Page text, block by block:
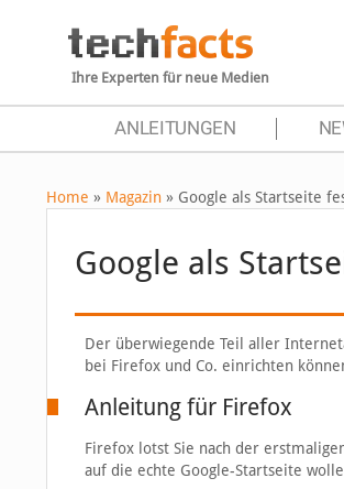
Ihre Experten für neue Medien
ANLEITUNGEN
Home » Magazin » Google als Startseite
Google als
Der überwiegende Teil aller
bei Firefox und Co. einrichten
Anleitung für Firefox
Firefox lotst Sie nach der
auf die echte Google-Startseite